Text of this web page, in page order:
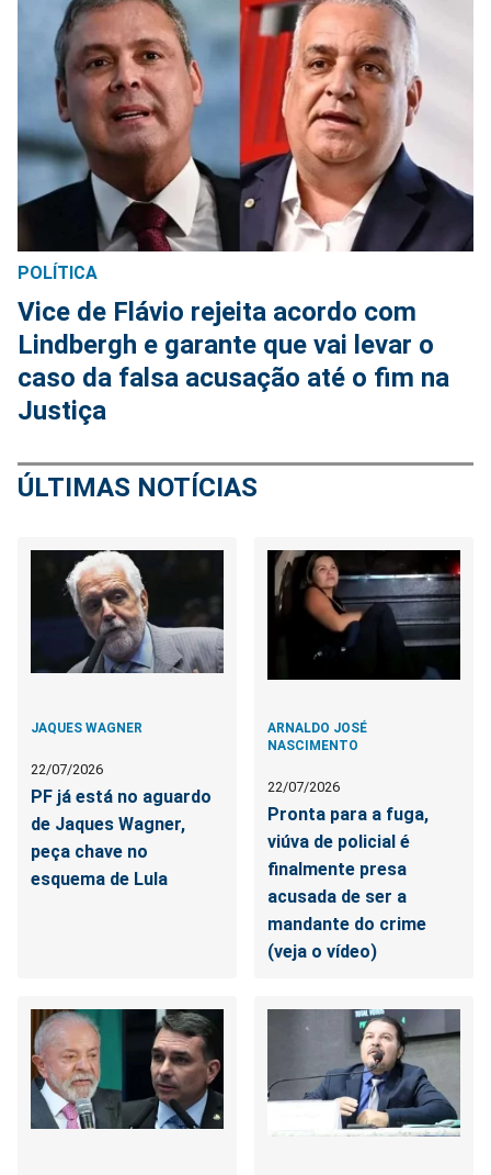
POLÍTICA
Vice de Flávio rejeita acordo com
Lindbergh e garante que vai levar o
caso da falsa acusação até o fim na
Justiça
ÚLTIMAS NOTÍCIAS
JAQUES WAGNER
22/07/2026
PF já está no aguardo
de Jaques Wagner,
peça chave no
esquema de Lula
ARNALDO JOSÉ
NASCIMENTO
22/07/2026
Pronta para a fuga,
viúva de policial é
finalmente presa
acusada de ser a
mandante do crime
(veja o vídeo)